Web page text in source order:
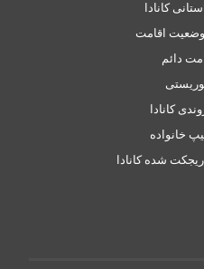
کانادا
وضعیت اقامت
دائم
کانادا
خانواده
شده کانادا